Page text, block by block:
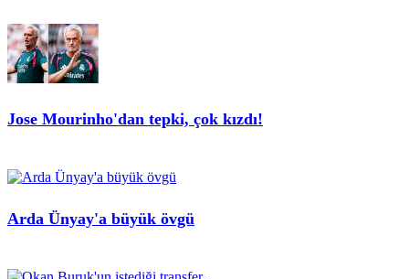
Jose Mourinho'dan tepki, çok kızdı!
Arda Ünyay'a büyük övgü